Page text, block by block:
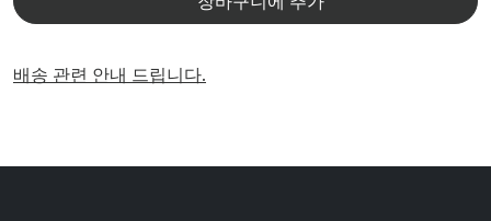
배송 관련 안내 드립니다.